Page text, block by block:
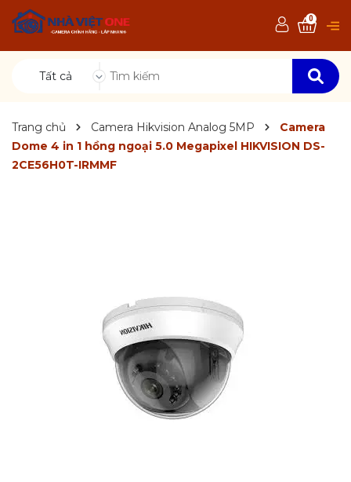
Tất cả
0
Trang chủ Camera Hikvision Analog 5MP
Camera
Dome 4 in 1 hồng ngoại 5.0 Megapixel HIKVISION DS-
2CE56H0T-IRMMF